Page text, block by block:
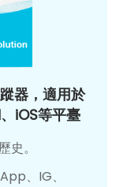
器，適用於
iOS等平臺
史。
、IG、